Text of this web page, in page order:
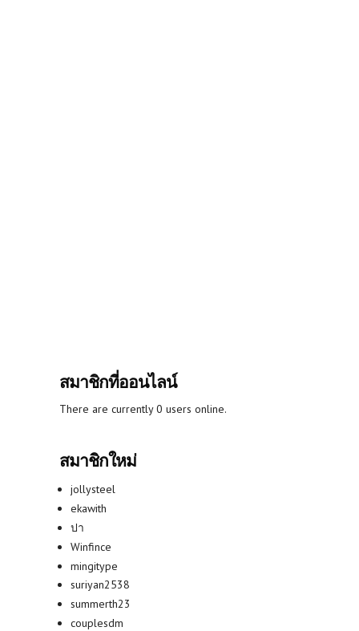
สมาชิกที่ออนไลน์
There are currently 0 users online.
สมาชิกใหม่
jollysteel
ekawith
ปา
Winfince
mingitype
suriyan2538
summerth23
couplesdm